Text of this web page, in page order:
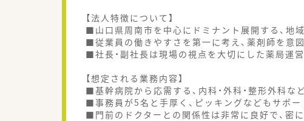
【法人特徴について】
■山口県周南市を中心にドミナント展開する、地
■従業員の働きやすさを第一に考え、薬剤師を意
■社長・副社長は現場の視点を大切にした薬局運営
【想定される業務内容】
■基幹病院から応需する、内科・外科・整形外科な
■事務員が5名と手厚く、ピッキングなどもサポー
■門前のドクターとの関係性は非常に良好で、密